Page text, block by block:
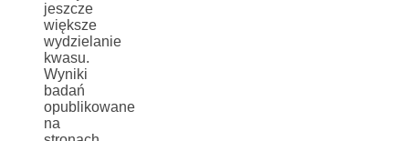
jeszcze
większe
wydzielanie
kwasu.
Wyniki
badań
opublikowane
na